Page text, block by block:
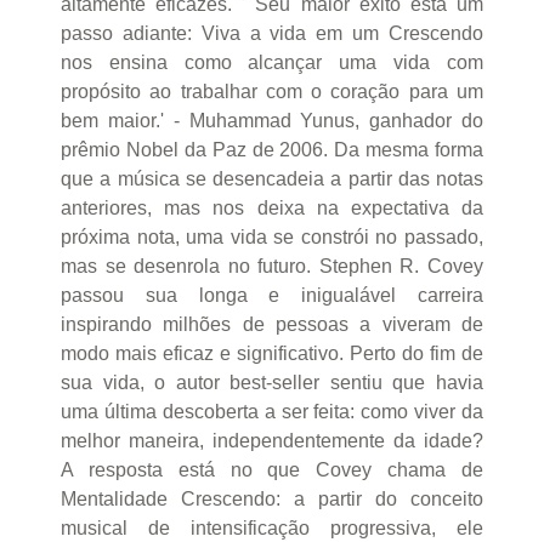
passo adiante: Viva a vida em um Crescendo
nos ensina como alcançar uma vida com
propósito ao trabalhar com o coração para um
bem maior.' - Muhammad Yunus, ganhador do
prêmio Nobel da Paz de 2006. Da mesma forma
que a música se desencadeia a partir das notas
anteriores, mas nos deixa na expectativa da
próxima nota, uma vida se constrói no passado,
mas se desenrola no futuro. Stephen R. Covey
passou sua longa e inigualável carreira
inspirando milhões de pessoas a viveram de
modo mais eficaz e significativo. Perto do fim de
sua vida, o autor best-seller sentiu que havia
uma última descoberta a ser feita: como viver da
melhor maneira, independentemente da idade?
A resposta está no que Covey chama de
Mentalidade Crescendo: a partir do conceito
musical de intensificação progressiva, ele